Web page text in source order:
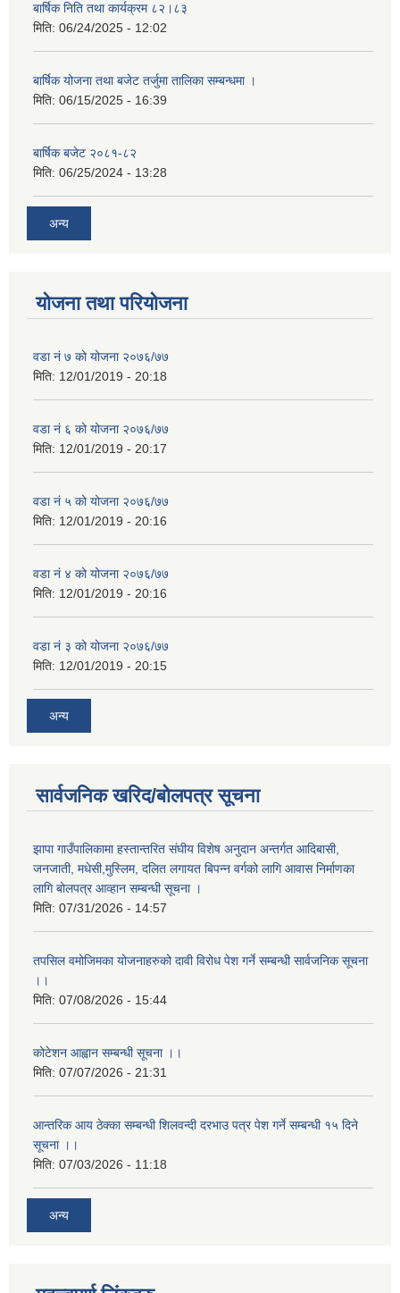
बार्षिक निति तथा कार्यक्रम ८२।८३
मिति: 06/24/2025 - 12:02
बार्षिक योजना तथा बजेट तर्जुमा तालिका सम्बन्धमा ।
मिति: 06/15/2025 - 16:39
बार्षिक बजेट २०८१-८२
मिति: 06/25/2024 - 13:28
अन्य
योजना तथा परियोजना
वडा नं ७ को योजना २०७६/७७
मिति: 12/01/2019 - 20:18
वडा नं ६ को योजना २०७६/७७
मिति: 12/01/2019 - 20:17
वडा नं ५ को योजना २०७६/७७
मिति: 12/01/2019 - 20:16
वडा नं ४ को योजना २०७६/७७
मिति: 12/01/2019 - 20:16
वडा नं ३ को योजना २०७६/७७
मिति: 12/01/2019 - 20:15
अन्य
सार्वजनिक खरिद/बोलपत्र सूचना
झापा गाउँपालिकामा हस्तान्तरित संघीय विशेष अनुदान अन्तर्गत आदिबासी,
जनजाती, मधेसी,मुस्लिम, दलित लगायत बिपन्न वर्गको लागि आवास निर्माणका
लागि बोलपत्र आव्हान सम्बन्धी सूचना ।
मिति: 07/31/2026 - 14:57
तपसिल वमोजिमका योजनाहरुको दावी विरोध पेश गर्ने सम्बन्धी सार्वजनिक सूचना
।।
मिति: 07/08/2026 - 15:44
कोटेशन आह्वान सम्बन्धी सूचना ।।
मिति: 07/07/2026 - 21:31
आन्तरिक आय ठेक्का सम्बन्धी शिलवन्दी दरभाउ पत्र पेश गर्ने सम्बन्धी १५ दिने
सूचना ।।
मिति: 07/03/2026 - 11:18
अन्य